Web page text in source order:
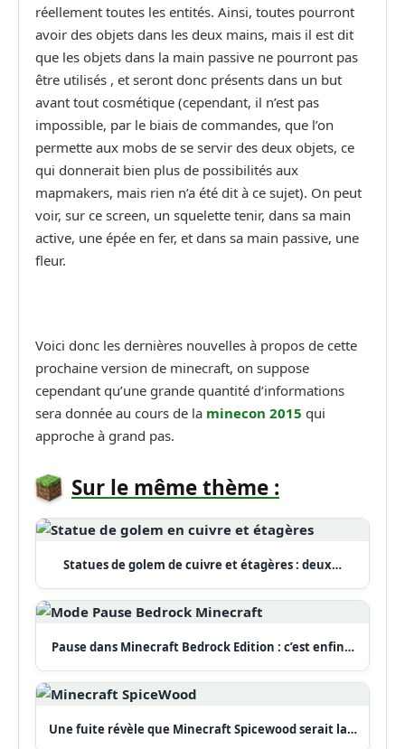
réellement toutes les entités. Ainsi, toutes pourront
avoir des objets dans les deux mains, mais il est dit
que les objets dans la main passive ne pourront pas
être utilisés , et seront donc présents dans un but
avant tout cosmétique (cependant, il n’est pas
impossible, par le biais de commandes, que l’on
permette aux mobs de se servir des deux objets, ce
qui donnerait bien plus de possibilités aux
mapmakers, mais rien n’a été dit à ce sujet). On peut
voir, sur ce screen, un squelette tenir, dans sa main
active, une épée en fer, et dans sa main passive, une
fleur.
Voici donc les dernières nouvelles à propos de cette
prochaine version de minecraft, on suppose
cependant qu’une grande quantité d’informations
sera donnée au cours de la minecon 2015 qui
approche à grand pas.
Sur le même thème :
Statues de golem de cuivre et étagères : deux…
Pause dans Minecraft Bedrock Edition : c’est enfin…
Une fuite révèle que Minecraft Spicewood serait la…